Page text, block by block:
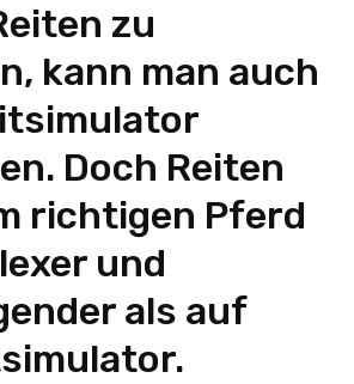
zu
kann man auch
Doch Reiten
richtigen Pferd
und
als auf